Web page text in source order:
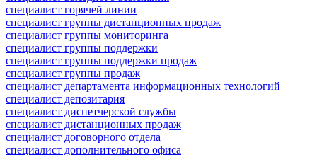
специалист горячей линии
специалист группы дистанционных продаж
специалист группы мониторинга
специалист группы поддержки
специалист группы поддержки продаж
специалист группы продаж
специалист департамента информационных технологий
специалист депозитария
специалист диспетчерской службы
специалист дистанционных продаж
специалист договорного отдела
специалист дополнительного офиса